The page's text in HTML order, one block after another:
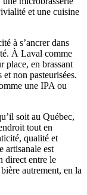
et une cuisine
à s’ancrer dans
À Laval comme
place, en brassant
non pasteurisées.
une IPA ou
soit au Québec,
tout en
qualité et
artisanale est
direct entre le
autrement, en la